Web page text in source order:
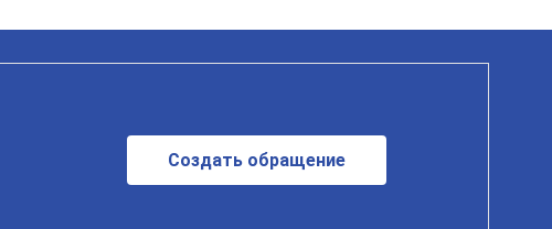
Создать обращение